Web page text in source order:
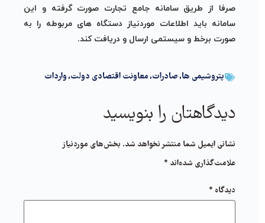
صرفا از طریق سامانه جامع تجارت صورت گرفته و این
سامانه باید اطلاعات موردنیاز دستگاه های مربوطه را به
صورت برخط و سیستمی ارسال و دریافت کند.
پتروشیمی ها,صادرات,معاونت اقتصادی دولت,واردات
دیدگاهتان را بنویسید
نشانی ایمیل شما منتشر نخواهد شد. بخش‌های موردنیاز
علامت‌گذاری شده‌اند *
دیدگاه *